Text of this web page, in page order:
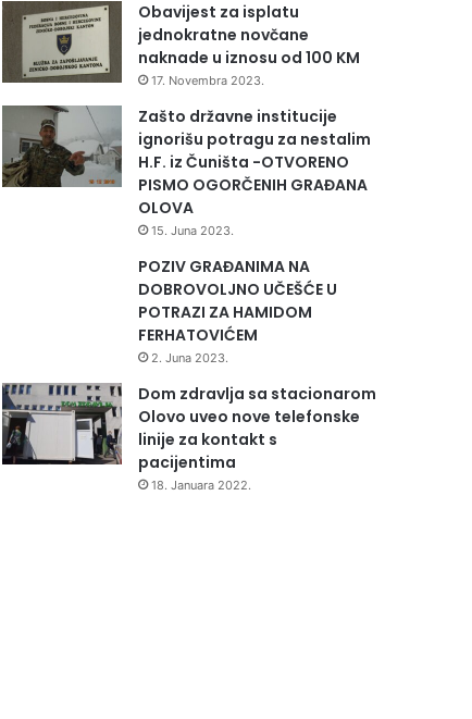
Obavijest za isplatu
jednokratne novčane
naknade u iznosu od 100 KM
17. Novembra 2023.
Zašto državne institucije
ignorišu potragu za nestalim
H.F. iz Čuništa -OTVORENO
PISMO OGORČENIH GRAĐANA
OLOVA
15. Juna 2023.
POZIV GRAĐANIMA NA
DOBROVOLJNO UČEŠĆE U
POTRAZI ZA HAMIDOM
FERHATOVIĆEM
2. Juna 2023.
Dom zdravlja sa stacionarom
Olovo uveo nove telefonske
linije za kontakt s
pacijentima
18. Januara 2022.